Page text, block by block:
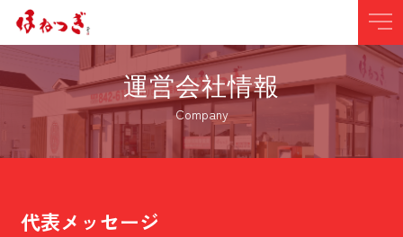
運営会社情報
Company
代表メッセージ